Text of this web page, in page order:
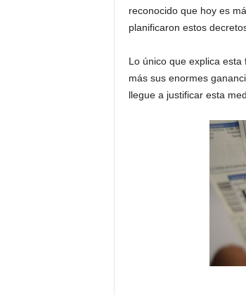
reconocido que hoy es
planificaron estos
Lo único que explica
más sus enormes
llegue a justificar esta